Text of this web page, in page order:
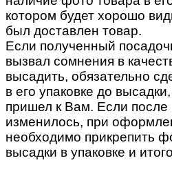
котором будет хорошо
был доставлен товар.
Если полученный
вызвал сомнения в
высадить, обязательно
в его упаковке до
пришел к Вам. Если после
изменилось, при
необходимо прикрепить
высадки в упаковке и